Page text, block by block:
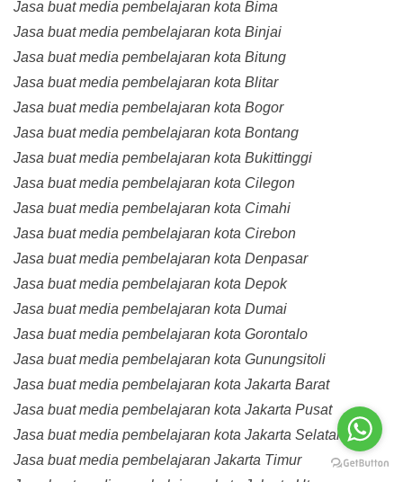
Jasa buat media pembelajaran kota Bima
Jasa buat media pembelajaran kota Binjai
Jasa buat media pembelajaran kota Bitung
Jasa buat media pembelajaran kota Blitar
Jasa buat media pembelajaran kota Bogor
Jasa buat media pembelajaran kota Bontang
Jasa buat media pembelajaran kota Bukittinggi
Jasa buat media pembelajaran kota Cilegon
Jasa buat media pembelajaran kota Cimahi
Jasa buat media pembelajaran kota Cirebon
Jasa buat media pembelajaran kota Denpasar
Jasa buat media pembelajaran kota Depok
Jasa buat media pembelajaran kota Dumai
Jasa buat media pembelajaran kota Gorontalo
Jasa buat media pembelajaran kota Gunungsitoli
Jasa buat media pembelajaran kota Jakarta Barat
Jasa buat media pembelajaran kota Jakarta Pusat
Jasa buat media pembelajaran kota Jakarta Selatan
Jasa buat media pembelajaran Jakarta Timur